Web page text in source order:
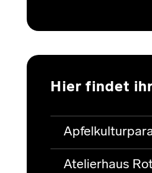
Hier findet
Atelierhaus